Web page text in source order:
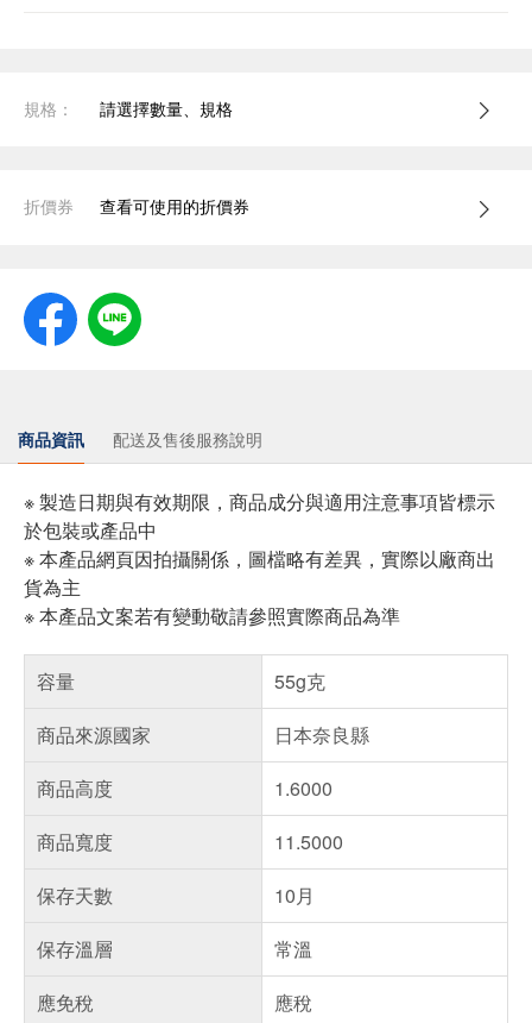
規格： 請選擇數量、規格
折價券 查看可使用的折價券
商品資訊 配送及售後服務說明
※ 製造日期與有效期限，商品成分與適用注意事項皆標示
於包裝或產品中
※ 本產品網頁因拍攝關係，圖檔略有差異，實際以廠商出
貨為主
※ 本產品文案若有變動敬請參照實際商品為準
容量
55g克
商品來源國家
日本奈良縣
商品高度
1.6000
商品寬度
11.5000
保存天數
10月
保存溫層
常溫
應免稅
應稅